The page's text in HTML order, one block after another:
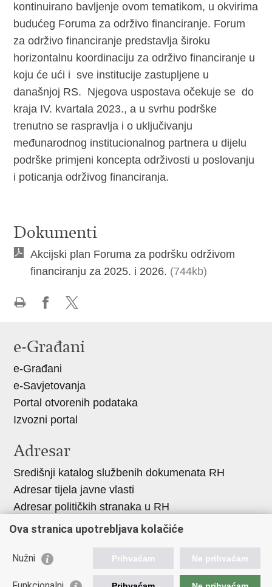
kontinuirano bavljenje ovom tematikom, u okvirima
budućeg Foruma za održivo financiranje. Forum
za održivo financiranje predstavlja široku
horizontalnu koordinaciju za održivo financiranje u
koju će ući i sve institucije zastupljene u
današnjoj RS. Njegova uspostava očekuje se do
kraja IV. kvartala 2023., a u svrhu podrške
trenutno se raspravlja i o uključivanju
međunarodnog institucionalnog partnera u dijelu
podrške primjeni koncepta održivosti u poslovanju
i poticanja održivog financiranja.
Dokumenti
Akcijski plan Foruma za podršku održivom
financiranju za 2025. i 2026. (744kb)
Facebooku
X-
e-Građani
e-Građani
e-Savjetovanja
Portal otvorenih podataka
Izvozni portal
Adresar
Središnji katalog službenih dokumenata RH
Adresar tijela javne vlasti
Adresar političkih stranaka u RH
Popis dužnosnika u RH
Korisne poveznice
Ova stranica upotrebljava kolačiće
Nužni Prihvaćam Ne prihvaćam